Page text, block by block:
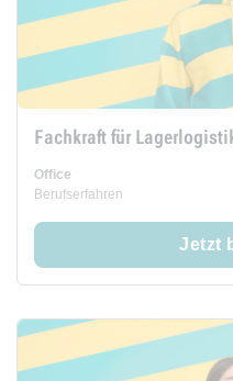
Fachkraft für
Office
Berufserfahren
Jetzt